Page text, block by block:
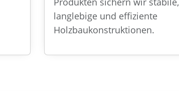
langlebige und effiziente
Holzbaukonstruktionen.